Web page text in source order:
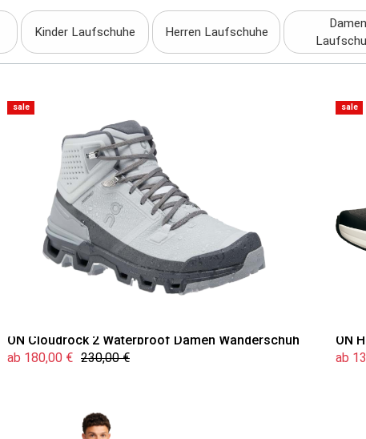
Kinder Laufschuhe Herren Laufschuhe
Damen
sale
ON Cloudrock 2 Waterproof Damen Wanderschuh
ab 180,00 € 230,00 €
sale
ON
ab